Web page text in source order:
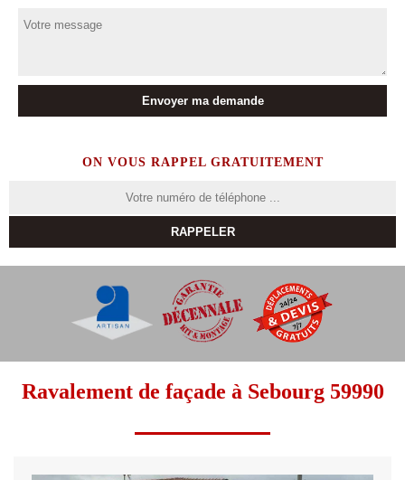
ON VOUS RAPPEL GRATUITEMENT
Ravalement de façade à Sebourg 59990